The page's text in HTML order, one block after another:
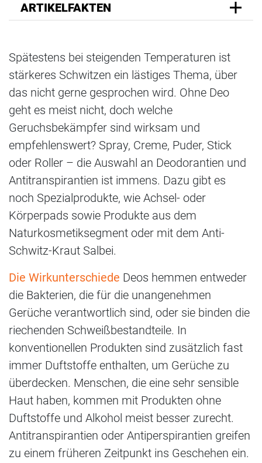
ARTIKELFAKTEN
Spätestens bei steigenden Temperaturen ist
stärkeres Schwitzen ein lästiges Thema, über
das nicht gerne gesprochen wird. Ohne Deo
geht es meist nicht, doch welche
Geruchsbekämpfer sind wirksam und
empfehlenswert? Spray, Creme, Puder, Stick
oder Roller – die Auswahl an Deodorantien und
Antitranspirantien ist immens. Dazu gibt es
noch Spezialprodukte, wie Achsel- oder
Körperpads sowie Produkte aus dem
Naturkosmetiksegment oder mit dem Anti-
Schwitz-Kraut Salbei.
Die Wirkunterschiede Deos hemmen entweder
die Bakterien, die für die unangenehmen
Gerüche verantwortlich sind, oder sie binden die
riechenden Schweißbestandteile. In
konventionellen Produkten sind zusätzlich fast
immer Duftstoffe enthalten, um Gerüche zu
überdecken. Menschen, die eine sehr sensible
Haut haben, kommen mit Produkten ohne
Duftstoffe und Alkohol meist besser zurecht.
Antitranspirantien oder Antiperspirantien greifen
zu einem früheren Zeitpunkt ins Geschehen ein.